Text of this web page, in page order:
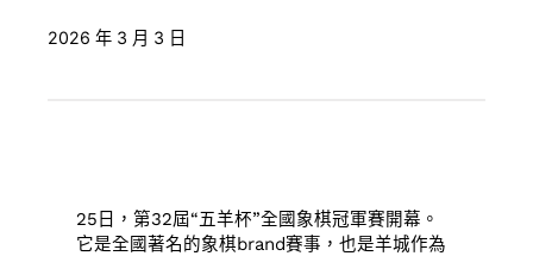
2026 年 3 月 3 日
25日，第32屆“五羊杯”全國象棋冠軍賽開幕。
它是全國著名的象棋brand賽事，也是羊城作為